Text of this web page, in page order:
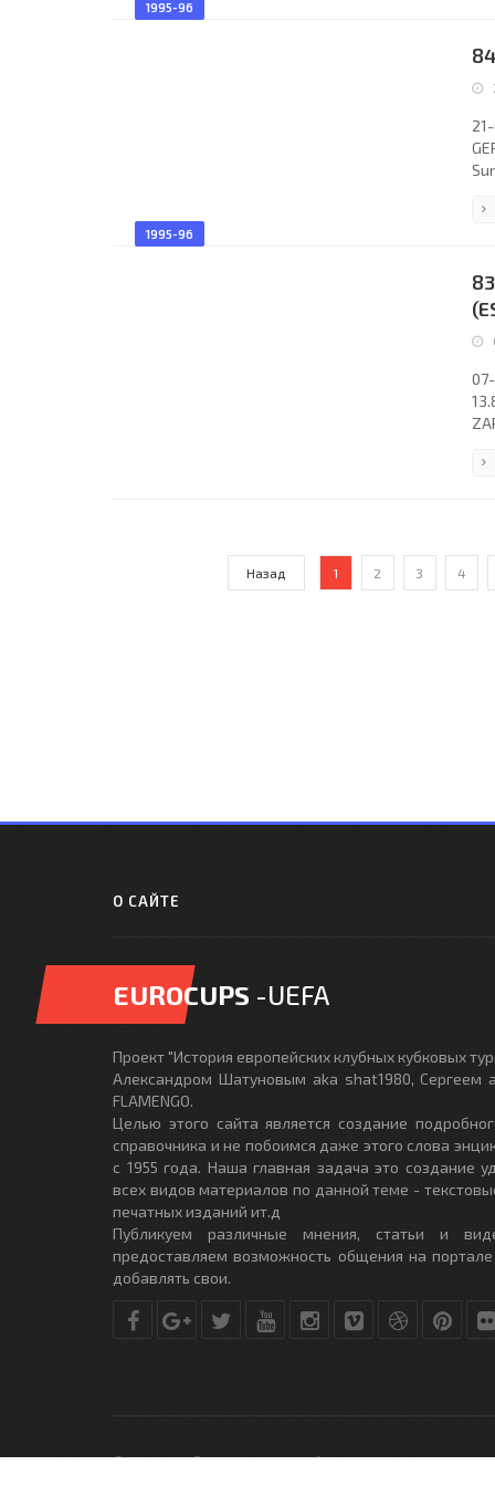
1995-96
1995-96
Назад 1 2 3 4
О САЙТЕ
EUROCUPS -UEFA
Проект "История европейских клубных кубковых
Александром Шатуновым aka shat1980, Сергеем
FLAMENGO.
Целью этого сайта является создание
справочника и не побоимся даже этого слова
с 1955 года. Наша главная задача это создание
всех видов материалов по данной теме -
печатных изданий ит.д
Публикуем различные мнения, статьи и
предоставляем возможность общения на
добавлять свои.
© Copyright © 2010-2017. Разработано студиейDLE-